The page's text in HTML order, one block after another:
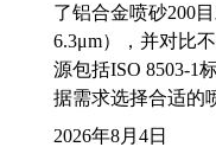
了铝合金喷砂200
6.3μm），并对比
源包括ISO 8503-1
据需求选择合适的
2026年8月4日